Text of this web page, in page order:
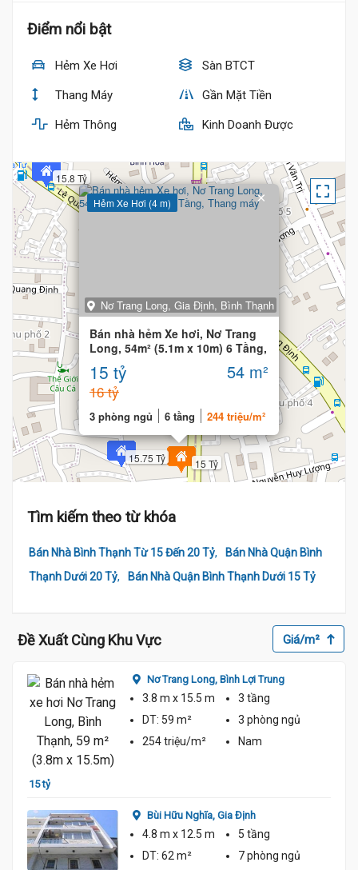
Điểm nổi bật
Hẻm Xe Hơi Sàn BTCT
Thang Máy Gần Mặt Tiền
Hẻm Thông Kinh Doanh Được
15 Tỷ
15.75 Tỷ
15.8 Tỷ
Hẻm Xe Hơi (4 m)
Nơ Trang Long, Gia Định, Bình Thạnh
Bán nhà hẻm Xe hơi, Nơ Trang
Long, 54m² (5.1m x 10m) 6 Tầng,
Thang máy
15 tỷ 54 m²
16 tỷ
3 phòng ngủ 6 tầng 244 triệu/m²
×
Tìm kiếm theo từ khóa
Bán Nhà Bình Thạnh Từ 15 Đến 20 Tỷ,
Bán Nhà Quận Bình
Thạnh Dưới 20 Tỷ, Bán Nhà Quận Bình Thạnh Dưới 15 Tỷ
Đề Xuất Cùng Khu Vực Giá/m²
15 tỷ
Nơ Trang Long, Bình Lợi Trung
3.8 m x 15.5 m
3 tầng
DT: 59 m² 3 phòng ngủ
254 triệu/m²
Nam
Bùi Hữu Nghĩa, Gia Định
4.8 m x 12.5 m
5 tầng
DT: 62 m² 7 phòng ngủ